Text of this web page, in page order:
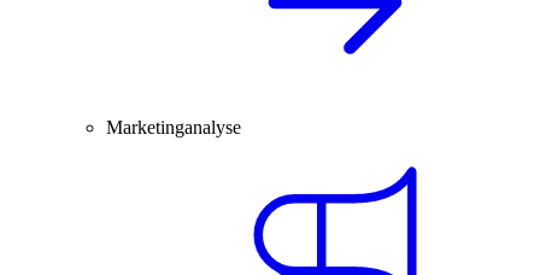
Marketinganalyse